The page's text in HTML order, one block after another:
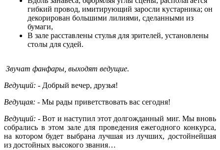
гибкий провод, имитирующий заросли кустарника; он
декорирован большими лилиями, сделанными из
бумаги,
В зале расставлены стулья для зрителей, установлены
столы для судей.
Звучат фанфары, выходят ведущие.
Ведущий: - Добрый вечер, друзья!
Ведущая: - Мы рады приветствовать вас сегодня!
Ведущий: - Вот и наступил этот долгожданный миг. Мы вновь
собрались в этом зале для проведения ежегодного конкурса,
на котором будет выбрана лучшая из лучших, достойнейшая
из достойных высокого звания…